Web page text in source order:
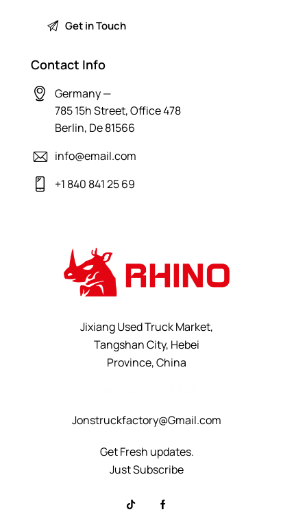
Contact Info
Germany —
785 15h Street, Office 478
Berlin, De 81566
info@email.com
+1 840 841 25 69
Jixiang Used Truck Market,
Tangshan City, Hebei
Province, China
Jonstruckfactory@Gmail.com
Get Fresh updates.
Just Subscribe